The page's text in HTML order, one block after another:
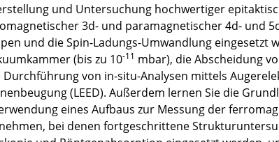
und Untersuchung hochwertiger
3d- und paramagnetischer 4d- und
und die Spin-Ladungs-Umwandlung eingesetzt
(bis zu 10-11 mbar), die Abscheidung
von in-situ-Analysen mittels
(LEED). Außerdem lernen Sie die
eines Aufbaus zur Messung der
bei denen fortgeschrittene